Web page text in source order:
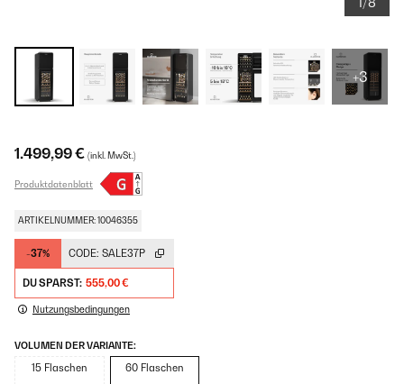
+3
1.499,99 € (inkl. MwSt.)
Produktdatenblatt
ARTIKELNUMMER: 10046355
-37% CODE: SALE37P
DU SPARST: 555,00 €
Nutzungsbedingungen
VOLUMEN DER VARIANTE:
15 Flaschen 60 Flaschen